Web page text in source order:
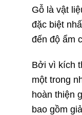
Gỗ là vật
đặc biệt
đến độ ẩm
Bởi vì kích
một trong
hoàn thiện
bao gồm